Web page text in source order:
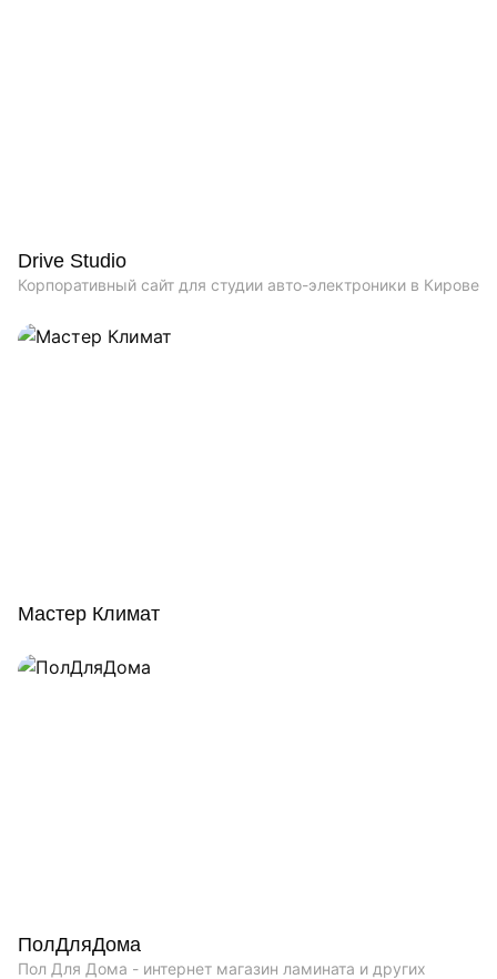
Drive Studio
Корпоративный сайт для студии авто-электроники в Кирове
Мастер Климат
ПолДляДома
Пол Для Дома - интернет магазин ламината и других